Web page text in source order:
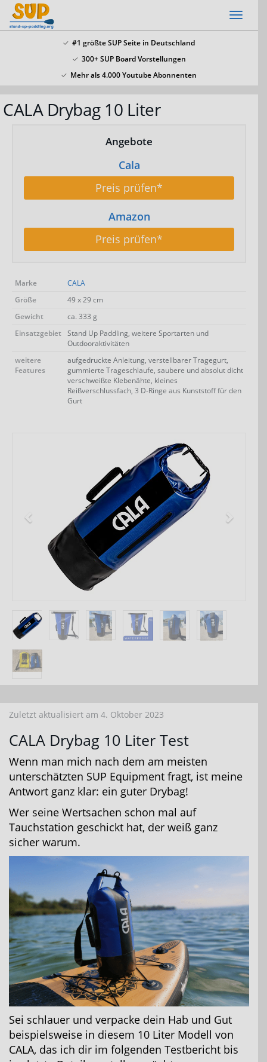
Skip
#1 größte SUP Seite in Deutschland
300+ SUP Board Vorstellungen
Mehr als 4.000 Youtube Abonnenten
CALA Drybag 10 Liter
Angebote
Cala
Preis prüfen*
Amazon
Preis prüfen*
Marke
CALA
Größe
49 x 29 cm
Gewicht
ca. 333 g
Einsatzgebiet Stand Up Paddling, weitere Sportarten und
Outdooraktivitäten
weitere
Features
aufgedruckte Anleitung, verstellbarer Tragegurt,
gummierte Trageschlaufe, saubere und absolut dicht
verschweißte Klebenähte, kleines
Reißverschlussfach, 3 D-Ringe aus Kunststoff für den
Gurt
Zuletzt aktualisiert am 4. Oktober 2023
CALA Drybag 10 Liter Test
Wenn man mich nach dem am meisten
unterschätzten SUP Equipment fragt, ist meine
Antwort ganz klar: ein guter Drybag!
Wer seine Wertsachen schon mal auf
Tauchstation geschickt hat, der weiß ganz
sicher warum.
Sei schlauer und verpacke dein Hab und Gut
beispielsweise in diesem 10 Liter Modell von
CALA, das ich dir im folgenden Testbericht bis
In unserem SUP Board Test 2024 haben wir alle
aktuellen Bluefin Boards getestet und waren
überzeugt! Aktuell gib es wieder große
Sonderangebote hier
Jetzt Bluefin Angebote ansehen